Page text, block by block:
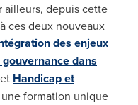
ailleurs, depuis cette
ces deux nouveaux
des enjeux
dans
et Handicap et
une formation unique